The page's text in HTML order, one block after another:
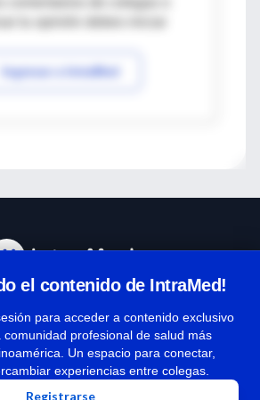
Ingresar a IntraMed
el contenido de IntraMed!
para acceder a contenido exclusivo
profesional de salud más
Un espacio para conectar,
experiencias entre colegas.
Registrarse
Términos y condiciones
de privacidad